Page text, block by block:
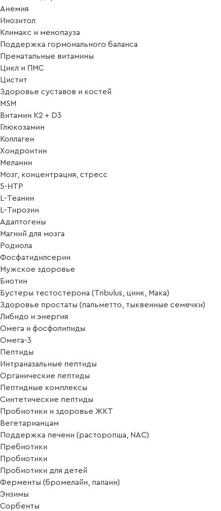
Анемия
Инозитол
Климакс и менопауза
Поддержка гормонального баланса
Пренатальные витамины
Цикл и ПМС
Цистит
Здоровье суставов и костей
MSM
Витамин K2 + D3
Глюкозамин
Коллаген
Хондроитин
Меланин
Мозг, концентрация, стресс
5-HTP
L-Теанин
L-Тирозин
Адаптогены
Магний для мозга
Родиола
Фосфатидилсерин
Мужское здоровье
Биотин
Бустеры тестостерона (Tribulus, цинк, Мака)
Здоровье простаты (пальметто, тыквенные семечки)
Либидо и энергия
Омега и фосфолипиды
Омега-3
Пептиды
Интраназальные пептиды
Органические пептиды
Пептидные комплексы
Синтетические пептиды
Пробиотики и здоровье ЖКТ
Вегетарианцам
Поддержка печени (расторопша, NAC)
Пребиотики
Пробиотики
Пробиотики для детей
Ферменты (бромелайн, папаин)
Энзимы
Сорбенты